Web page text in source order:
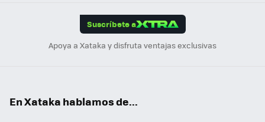
Suscríbete a
Apoya a Xataka y disfruta ventajas exclusivas
En Xataka hablamos de...